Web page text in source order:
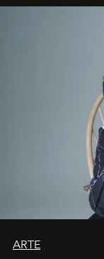
ARTE